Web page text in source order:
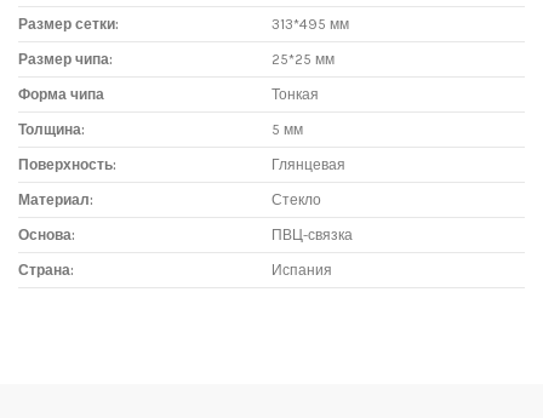
Размер сетки: 313*495 мм
Размер чипа: 25*25 мм
Форма чипа Тонкая
Толщина: 5 мм
Поверхность: Глянцевая
Материал: Стекло
Основа: ПВЦ-связка
Страна: Испания